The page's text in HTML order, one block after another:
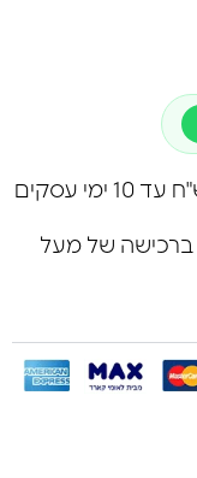
משלוח חינם באמצעות לוקר DONE ברכישה של מעל